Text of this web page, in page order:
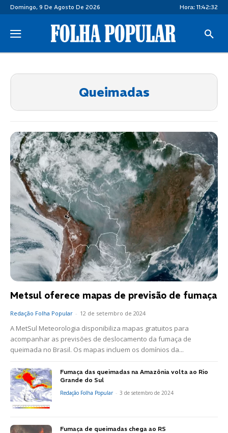
Domingo, 9 De Agosto De 2026 Hora: 11:42:32
Queimadas
Metsul oferece mapas de previsão de fumaça
Redação Folha Popular - 12 de setembro de 2024
A MetSul Meteorologia disponibiliza mapas gratuitos para
acompanhar as previsões de deslocamento da fumaça de
queimada no Brasil. Os mapas incluem os domínios da...
Fumaça das queimadas na Amazônia volta ao Rio
Grande do Sul
Redação Folha Popular - 3 de setembro de 2024
Fumaça de queimadas chega ao RS